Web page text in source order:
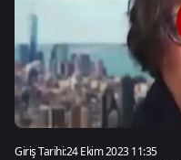
Giriş Tarihi:24 Ekim 2023 11:35